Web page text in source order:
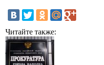
Читайте также: